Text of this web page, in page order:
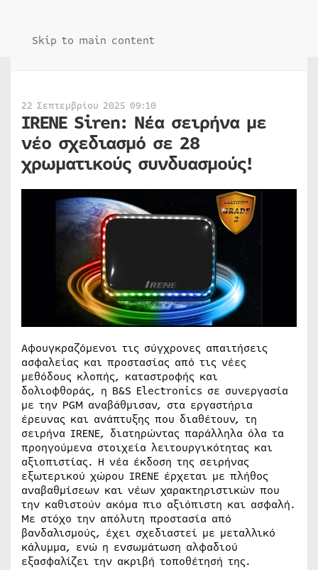
Skip to main content
22 Σεπτεμβρίου 2025 09:10
IRENE Siren: Νέα σειρήνα με
νέο σχεδιασμό σε 28
χρωματικούς συνδυασμούς!
Αφουγκραζόμενοι τις σύγχρονες απαιτήσεις
ασφαλείας και προστασίας από τις νέες
μεθόδους κλοπής, καταστροφής και
δολιοφθοράς, η B&S Electronics σε συνεργασία
με την PGM αναβάθμισαν, στα εργαστήρια
έρευνας και ανάπτυξης που διαθέτουν, τη
σειρήνα IRENE, διατηρώντας παράλληλα όλα τα
προηγούμενα στοιχεία λειτουργικότητας και
αξιοπιστίας. Η νέα έκδοση της σειρήνας
εξωτερικού χώρου IRENE έρχεται με πλήθος
αναβαθμίσεων και νέων χαρακτηριστικών που
την καθιστούν ακόμα πιο αξιόπιστη και ασφαλή.
Με στόχο την απόλυτη προστασία από
βανδαλισμούς, έχει σχεδιαστεί με μεταλλικό
κάλυμμα, ενώ η ενσωμάτωση αλφαδιού
εξασφαλίζει την ακριβή τοποθέτησή της.